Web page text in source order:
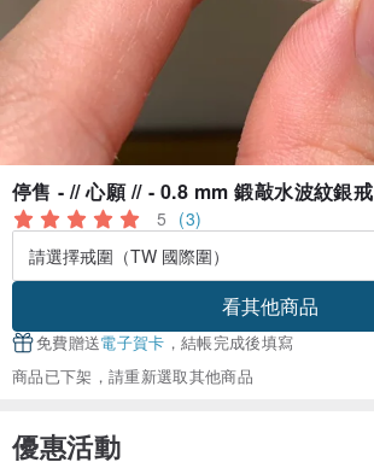
停售 - // 心願 // - 0.8 mm 鍛敲水波紋銀戒
5 (3)
看其他商品
免費贈送電子賀卡 ，結帳完成後填寫
商品已下架，請重新選取其他商品
優惠活動